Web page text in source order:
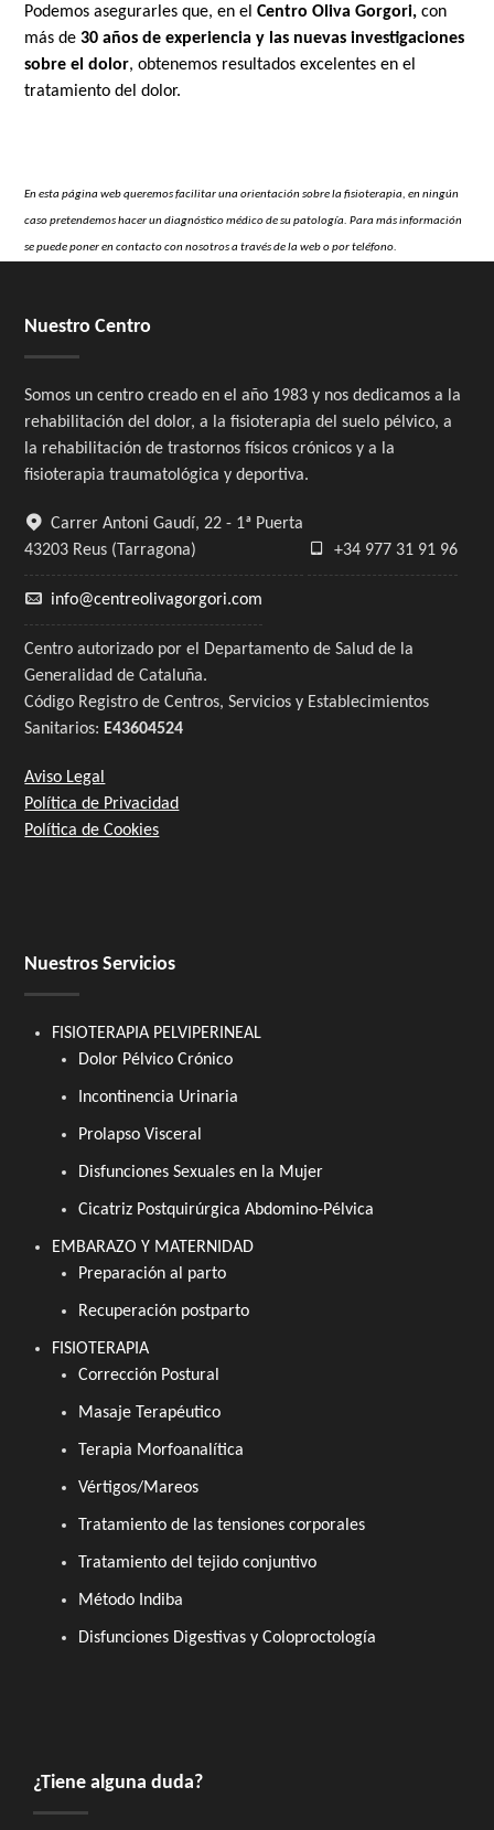
Podemos asegurarles que, en elCentro Oliva Gorgori,con
más de 30 años de experiencia y las nuevas investigaciones
sobre el dolor, obtenemos resultados excelentes en el
tratamiento del dolor.
En esta página web queremos facilitar una orientación sobre la fisioterapia, en ningún
caso pretendemos hacer un diagnóstico médico de su patología. Para más información
se puede poner en contacto con nosotros a través de la web o por teléfono.
Nuestro Centro
Somos un centro creado en el año 1983 y nos dedicamos a la
rehabilitación del dolor, a la fisioterapia del suelo pélvico, a
la rehabilitación de trastornos físicos crónicos y a la
fisioterapia traumatológica y deportiva.
Carrer Antoni Gaudí, 22 - 1ª Puerta
43203 Reus (Tarragona)
+34 977 31 91 96
info@centreolivagorgori.com
Centro autorizado por el Departamento de Salud de la
Generalidad de Cataluña.
Código Registro de Centros, Servicios y Establecimientos
Sanitarios: E43604524
Aviso Legal
Política de Privacidad
Política de Cookies
Nuestros Servicios
FISIOTERAPIA PELVIPERINEAL
Dolor Pélvico Crónico
Incontinencia Urinaria
Prolapso Visceral
Disfunciones Sexuales en la Mujer
Cicatriz Postquirúrgica Abdomino-Pélvica
EMBARAZO Y MATERNIDAD
Preparación al parto
Recuperación postparto
FISIOTERAPIA
Corrección Postural
Masaje Terapéutico
Terapia Morfoanalítica
Vértigos/Mareos
Tratamiento de las tensiones corporales
Tratamiento del tejido conjuntivo
Método Indiba
Disfunciones Digestivas y Coloproctología
¿Tiene alguna duda?